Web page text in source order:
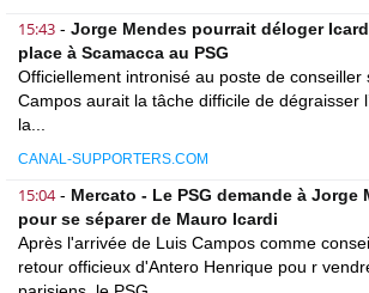
15:43 - Jorge Mendes pourrait déloger
place à Scamacca au PSG
Officiellement intronisé au poste de conseiller
Campos aurait la tâche difficile de dégraisser
la...
CANAL-SUPPORTERS.COM
15:04- Mercato - Le PSG demande à Jorge
pour se séparer de Mauro Icardi
Après l'arrivée de Luis Campos comme
retour officieux d'Antero Henrique pou r